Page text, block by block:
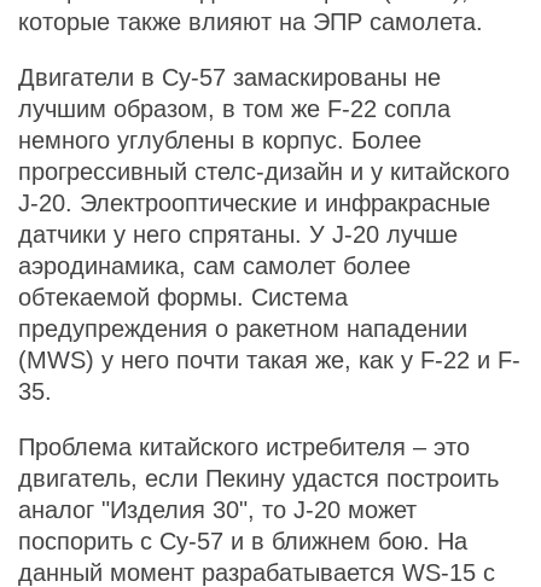
которые также влияют на ЭПР самолета.
Двигатели в Су-57 замаскированы не
лучшим образом, в том же F-22 сопла
немного углублены в корпус. Более
прогрессивный стелс-дизайн и у китайского
J-20. Электрооптические и инфракрасные
датчики у него спрятаны. У J-20 лучше
аэродинамика, сам самолет более
обтекаемой формы. Система
предупреждения о ракетном нападении
(MWS) у него почти такая же, как у F-22 и F-
35.
Проблема китайского истребителя – это
двигатель, если Пекину удастся построить
аналог "Изделия 30", то J-20 может
поспорить с Су-57 и в ближнем бою. На
данный момент разрабатывается WS-15 c